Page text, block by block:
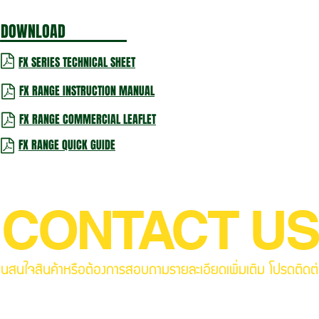
DOWNLOAD
FX SERIES TECHNICAL SHEET
FX RANGE INSTRUCTION MANUAL
FX RANGE COMMERCIAL LEAFLET
FX RANGE QUICK GUIDE
CONTACT US
สนใจสินค้าหรือต้องการสอบถามรายละเอียดเพิ่มเติม โปรดติดต่